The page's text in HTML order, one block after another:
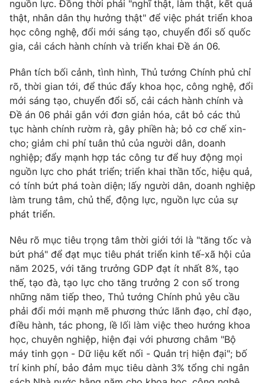
Học trực tuyến
Hitech Công nghệ tương lai
Sản phẩm
Thị trường
Tư vấn
Giao lưu trực tuyến
Lịch phát sóng
Chuyên mục khác
Emagazine Podcast
Photo Infographic
Video Shorts video
VTV Money VTV Thể thao
VTV Sức khoẻ Bất động sản
Thị trường 24h Tấm lòng Việt
VTV4 Vươn mình bằng AI
VTV9 VTV8
nguồn lực. Đồng thời phải "nghĩ thật, làm thật, kết quả
thật, nhân dân thụ hưởng thật" để việc phát triển khoa
học công nghệ, đổi mới sáng tạo, chuyển đổi số quốc
gia, cải cách hành chính và triển khai Đề án 06.
Phân tích bối cảnh, tình hình, Thủ tướng Chính phủ chỉ
rõ, thời gian tới, để thúc đẩy khoa học, công nghệ, đổi
mới sáng tạo, chuyển đổi số, cải cách hành chính và
Đề án 06 phải gắn với đơn giản hóa, cắt bỏ các thủ
tục hành chính rườm rà, gây phiền hà; bỏ cơ chế xin-
cho; giảm chi phí tuân thủ của người dân, doanh
nghiệp; đẩy mạnh hợp tác công tư để huy động mọi
nguồn lực cho phát triển; triển khai thần tốc, hiệu quả,
có tính bứt phá toàn diện; lấy người dân, doanh nghiệp
làm trung tâm, chủ thể, động lực, nguồn lực của sự
phát triển.
Nêu rõ mục tiêu trọng tâm thời giới tới là "tăng tốc và
bứt phá" để đạt mục tiêu phát triển kinh tế-xã hội của
năm 2025, với tăng trưởng GDP đạt ít nhất 8%, tạo
thế, tạo đà, tạo lực cho tăng trưởng 2 con số trong
những năm tiếp theo, Thủ tướng Chính phủ yêu cầu
phải đổi mới mạnh mẽ phương thức lãnh đạo, chỉ đạo,
điều hành, tác phong, lề lối làm việc theo hướng khoa
học, chuyên nghiệp, hiện đại với phương châm "Bộ
máy tinh gọn - Dữ liệu kết nối - Quản trị hiện đại"; bố
trí kinh phí, bảo đảm mục tiêu dành 3% tổng chi ngân